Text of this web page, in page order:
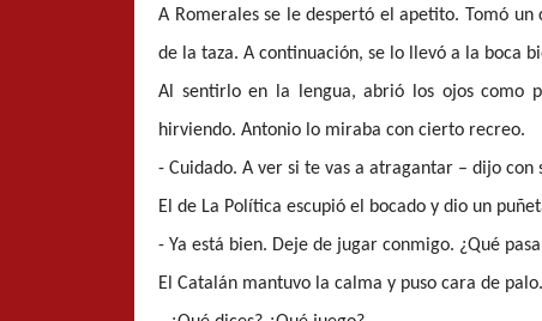
A Romerales se le despertó el apetito. Tomó
de la taza. A continuación, se lo llevó a la boca
Al sentirlo en la lengua, abrió los ojos como
hirviendo. Antonio lo miraba con cierto recreo.
- Cuidado. A ver si te vas a atragantar – dijo con
El de La Política escupió el bocado y dio un
- Ya está bien. Deje de jugar conmigo. ¿Qué
El Catalán mantuvo la calma y puso cara de palo.